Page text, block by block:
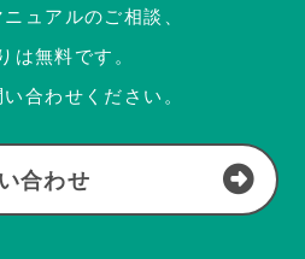
ュアルのご相談、
は無料です。
合わせください。
合わせ